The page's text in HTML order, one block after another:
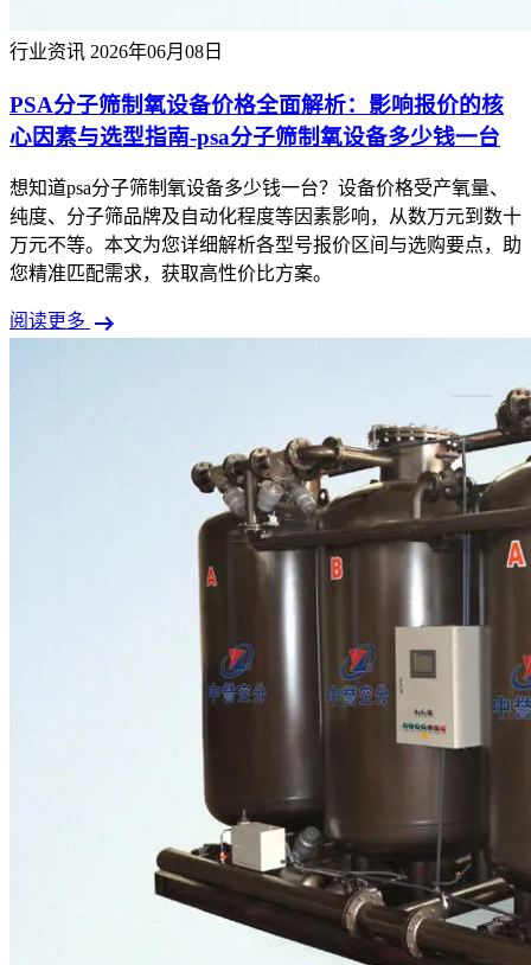
行业资讯 2026年06月08日
PSA分子筛制氧设备价格全面解析：影响报价的核
心因素与选型指南-psa分子筛制氧设备多少钱一台
想知道psa分子筛制氧设备多少钱一台？设备价格受产氧量、
纯度、分子筛品牌及自动化程度等因素影响，从数万元到数十
万元不等。本文为您详细解析各型号报价区间与选购要点，助
您精准匹配需求，获取高性价比方案。
阅读更多 arrow_right_alt